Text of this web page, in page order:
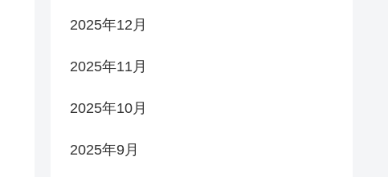
2025年12月
2025年11月
2025年10月
2025年9月